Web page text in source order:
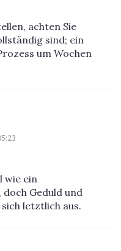
achten Sie
sind; ein
um Wochen
wie ein
Geduld und
letztlich aus.